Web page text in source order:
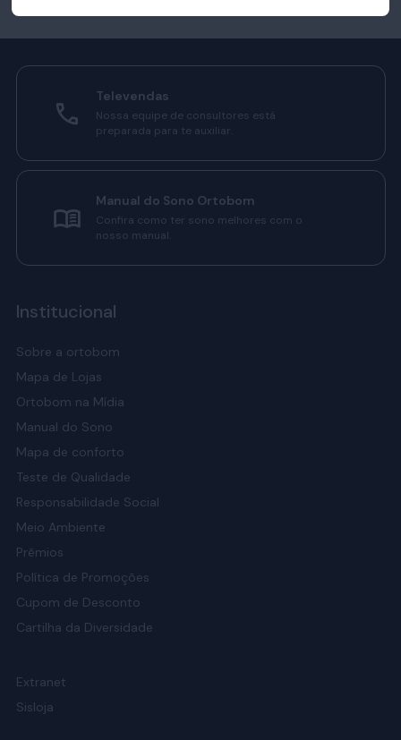
Televendas
Nossa equipe de consultores está
preparada para te auxiliar.
Manual do Sono Ortobom
Confira como ter sono melhores com o
nosso manual.
Institucional
Sobre a ortobom
Mapa de Lojas
Ortobom na Mídia
Manual do Sono
Mapa de conforto
Teste de Qualidade
Responsabilidade Social
Meio Ambiente
Prêmios
Política de Promoções
Cupom de Desconto
Cartilha da Diversidade
Extranet
Sisloja